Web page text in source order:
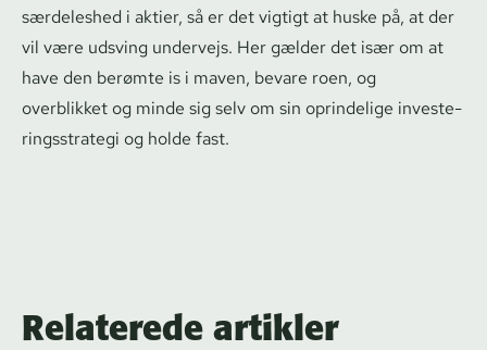
særdeleshed i aktier, så er det vigtigt at huske på, at der
vil være udsving undervejs. Her gælder det især om at
have den berømte is i maven, bevare roen, og
overblikket og minde sig selv om sin oprindelige in­ve­ste­
rings­stra­te­gi og holde fast.
Relaterede artikler